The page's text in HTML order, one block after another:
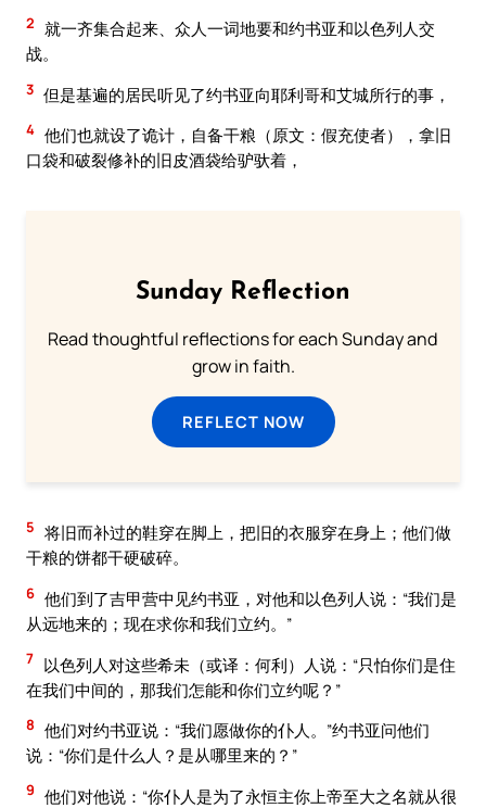
2 就一齐集合起来、众人一词地要和约书亚和以色列人交
战。
3 但是基遍的居民听见了约书亚向耶利哥和艾城所行的事，
4 他们也就设了诡计，自备干粮（原文：假充使者），拿旧
口袋和破裂修补的旧皮酒袋给驴驮着，
Sunday Reflection
Read thoughtful reflections for each Sunday and
grow in faith.
REFLECT NOW
5 将旧而补过的鞋穿在脚上，把旧的衣服穿在身上；他们做
干粮的饼都干硬破碎。
6 他们到了吉甲营中见约书亚，对他和以色列人说：“我们是
从远地来的；现在求你和我们立约。”
7 以色列人对这些希未（或译：何利）人说：“只怕你们是住
在我们中间的，那我们怎能和你们立约呢？”
8 他们对约书亚说：“我们愿做你的仆人。”约书亚问他们
说：“你们是什么人？是从哪里来的？”
9 他们对他说：“你仆人是为了永恒主你上帝至大之名就从很